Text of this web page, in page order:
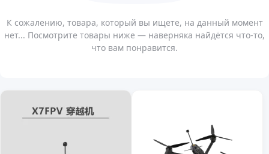
К сожалению, товара, который вы ищете, на данный момент
нет... Посмотрите товары ниже — наверняка найдётся что-то,
что вам понравится.